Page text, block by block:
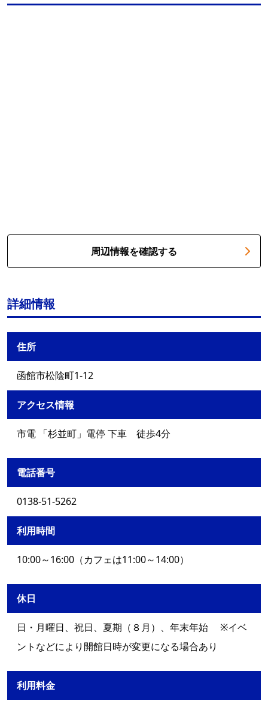
周辺情報を確認する
詳細情報
住所
函館市松陰町1-12
アクセス情報
市電 「杉並町」電停 下車 徒歩4分
電話番号
0138-51-5262
利用時間
10:00～16:00（カフェは11:00～14:00）
休日
日・月曜日、祝日、夏期（８月）、年末年始 ※イベ
ントなどにより開館日時が変更になる場合あり
利用料金